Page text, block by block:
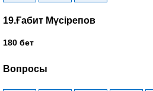
19.Ғабит Мүсірепов
180 бет
Вопросы